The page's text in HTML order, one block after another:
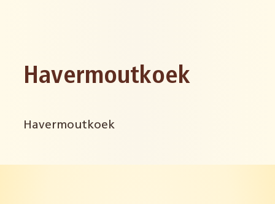
Havermoutkoek
Havermoutkoek